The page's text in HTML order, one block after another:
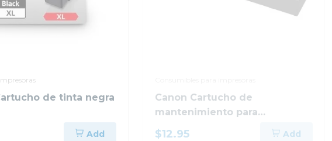
de tinta negra
Add
Canon Cartucho de
mantenimiento para
impresoras pixma
$12.95 Add